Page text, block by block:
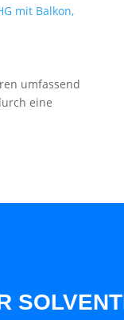
mit Balkon,
umfassend
eine